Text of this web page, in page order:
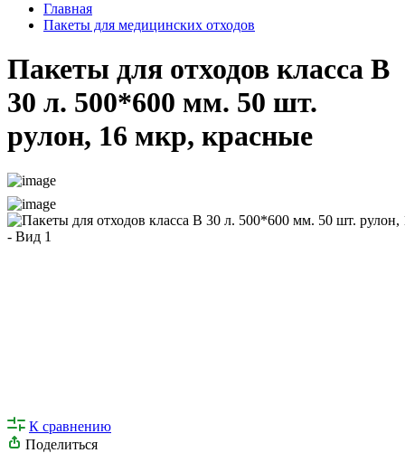
Главная
Пакеты для медицинских отходов
Пакеты для отходов класса В
30 л. 500*600 мм. 50 шт.
рулон, 16 мкр, красные
К сравнению
Поделиться